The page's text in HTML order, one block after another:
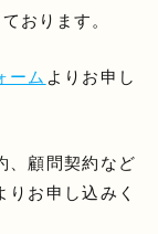
おります。
ーム よりお申し
、顧問契約など
りお申し込みく